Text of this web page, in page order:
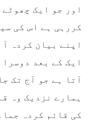
اور جو ایک
کررہی ہے اس کی
اپنے بیان کردہ
ایک کے بعد
آتا ہے جو آج تک
ہمارے نزدیک وہ
کی قائم کردہ